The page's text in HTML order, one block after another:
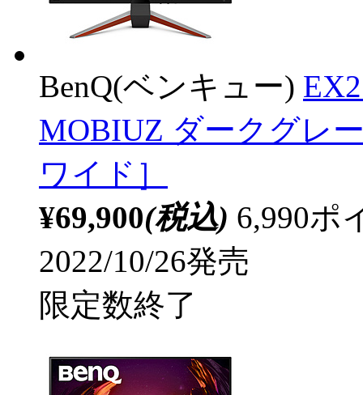
BenQ(ベンキュー)
MOBIUZ ダークグレ
ワイド］
¥69,900(税込) 6,990ポ
2022/10/26発売
限定数終了